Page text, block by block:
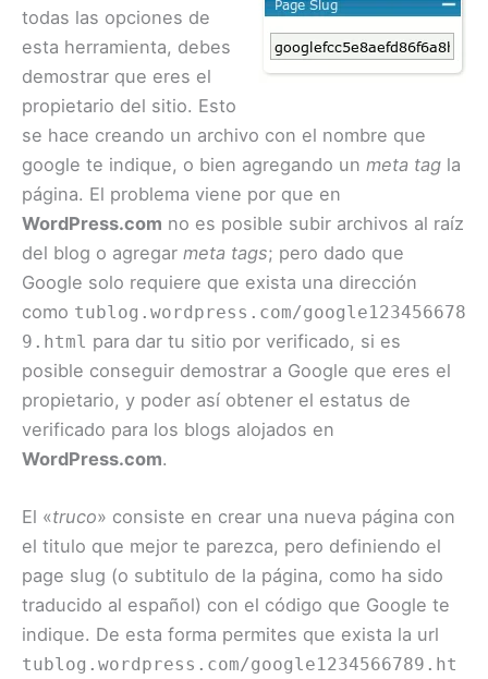
todas las opciones de
esta herramienta, debes
demostrar que eres el
propietario del sitio. Esto
se hace creando un archivo con el nombre que
google te indique, o bien agregando un meta tag la
página. El problema viene por que en
WordPress.com no es posible subir archivos al raíz
del blog o agregar meta tags; pero dado que
Google solo requiere que exista una dirección
como tublog.wordpress.com/google123456678
9.html para dar tu sitio por verificado, si es
posible conseguir demostrar a Google que eres el
propietario, y poder así obtener el estatus de
verificado para los blogs alojados en
WordPress.com.
El «truco» consiste en crear una nueva página con
el titulo que mejor te parezca, pero definiendo el
page slug (o subtitulo de la página, como ha sido
traducido al español) con el código que Google te
indique. De esta forma permites que exista la url
tublog.wordpress.com/google1234566789.ht